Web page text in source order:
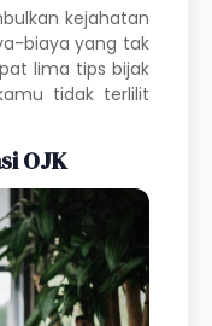
kejahatan
biaya yang tak
lima tips bijak
tidak terlilit
OJK